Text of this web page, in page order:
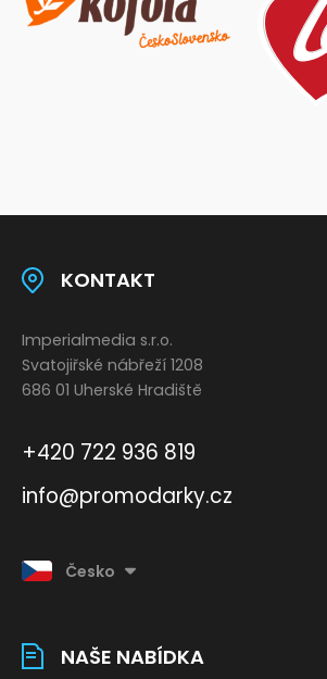
KONTAKT
Imperialmedia s.r.o.
Svatojiřské nábřeží 1208
686 01 Uherské Hradiště
+420 722 936 819
info@promodarky.cz
Česko
NAŠE NABÍDKA